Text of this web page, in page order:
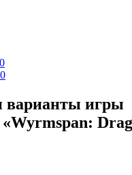
0
0
варианты игры